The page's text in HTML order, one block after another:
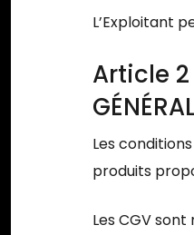
L’Exploitant
Article 2
Les
produits
Les CGV